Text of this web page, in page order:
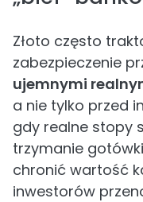
Złoto często
zabezpieczenie
ujemnymi
a nie tylko przed
gdy realne stopy
trzymanie
chronić wartość
inwestorów